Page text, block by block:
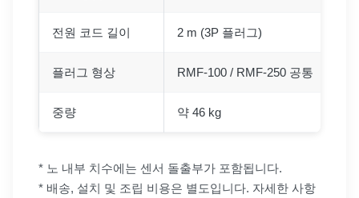
전원 코드 길이 2 m (3P 플러그)
플러그 형상 RMF-100 / RMF-250 공통
중량 약 46 kg
* 노 내부 치수에는 센서 돌출부가 포함됩니다.
* 배송, 설치 및 조립 비용은 별도입니다. 자세한 사항